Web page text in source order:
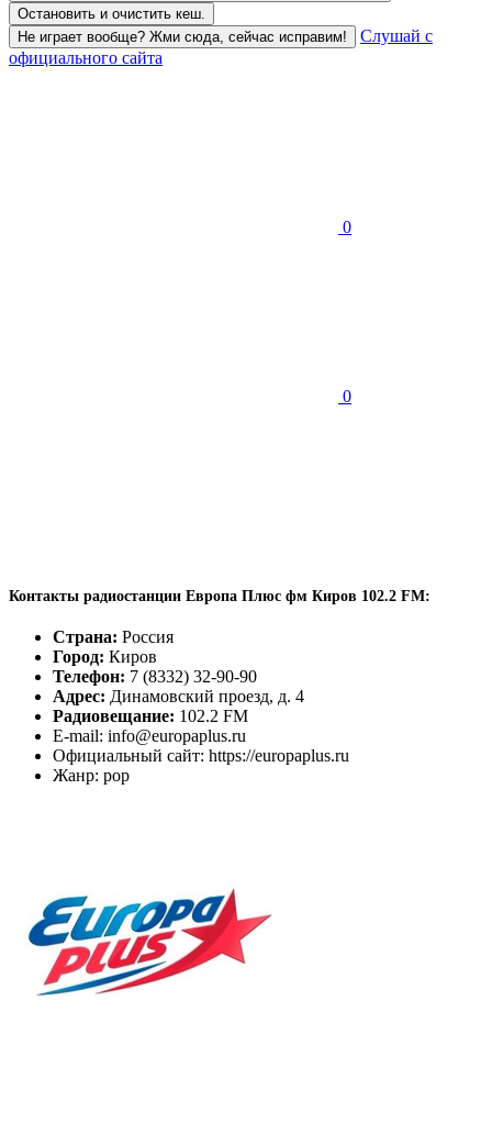
Остановить и очистить кеш.
Не играет вообще? Жми сюда, сейчас исправим!
Слушай с
официального сайта
0
0
Контакты радиостанции Европа Плюс фм Киров 102.2 FM:
Страна: Россия
Город: Киров
Телефон: 7 (8332) 32-90-90
Адрес: Динамовский проезд, д. 4
Радиовещание: 102.2 FM
E-mail: info@europaplus.ru
Официальный сайт: https://europaplus.ru
Жанр: pop